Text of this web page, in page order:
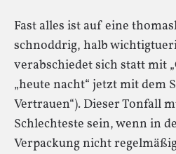
Fast alles ist auf eine
schnoddrig, halb
verabschiedet sich statt mit
„heute nacht“ jetzt mit dem
Vertrauen“). Dieser Tonfall
Schlechteste sein, wenn in
Verpackung nicht